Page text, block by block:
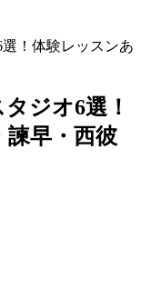
！体験レッスンあ
ジオ6選！
早・西彼